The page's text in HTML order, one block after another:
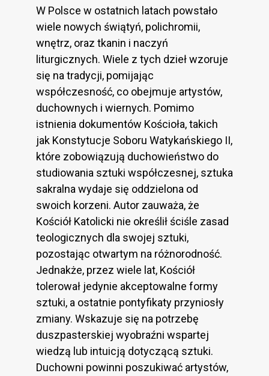
W Polsce w ostatnich latach powstało
wiele nowych świątyń, polichromii,
wnętrz, oraz tkanin i naczyń
liturgicznych. Wiele z tych dzieł wzoruje
się na tradycji, pomijając
współczesność, co obejmuje artystów,
duchownych i wiernych. Pomimo
istnienia dokumentów Kościoła, takich
jak Konstytucje Soboru Watykańskiego II,
które zobowiązują duchowieństwo do
studiowania sztuki współczesnej, sztuka
sakralna wydaje się oddzielona od
swoich korzeni. Autor zauważa, że
Kościół Katolicki nie określił ściśle zasad
teologicznych dla swojej sztuki,
pozostając otwartym na różnorodność.
Jednakże, przez wiele lat, Kościół
tolerował jedynie akceptowalne formy
sztuki, a ostatnie pontyfikaty przyniosły
zmiany. Wskazuje się na potrzebę
duszpasterskiej wyobraźni wspartej
wiedzą lub intuicją dotyczącą sztuki.
Duchowni powinni poszukiwać artystów,